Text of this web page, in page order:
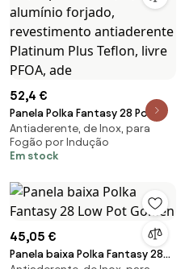
52,4 €
Panela Polka Fantasy 28 Pot
Golden Diâmetro 28 cm,
capacidade 7,1 l, alumínio
forjado, revestimento
Teflon, livre PFOA, ade
Antiaderente, de Inox, para
Fogão por Indução
Em stock
45,05 €
Panela baixa Polka Fantasy 28